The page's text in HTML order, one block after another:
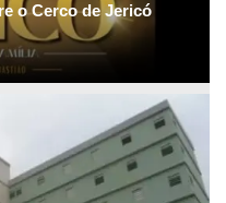
o Cerco de Jericó